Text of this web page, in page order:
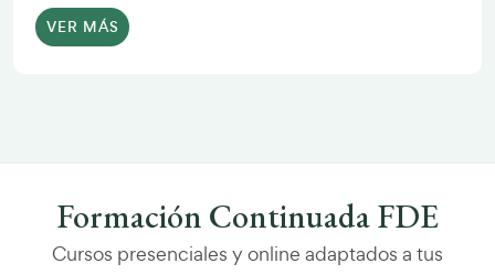
VER MÁS
Formación Continuada FDE
Cursos presenciales y online adaptados a tus